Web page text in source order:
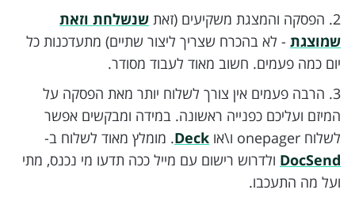
2. הפסקה והמצגת משקיעים (זאת
שנשלחת וזאת
שמוצגת - לא בהכרח שצריך ליצור שתיים) מתעדכנות כל
יום כמה פעמים. חשוב מאוד לעבוד מסודר.
3. הרבה פעמים אין צורך לשלוח יותר מאת הפסקה על
המיזם ועליכם כפנייה ראשונה. במידה ומבקשים אפשר
לשלוח onepager ו\או
Deck. מומלץ מאוד לשלוח ב-
DocSend ולדרוש רישום עם מייל ככה תדעו מי נכנס, מתי
ועל מה התעכבו.